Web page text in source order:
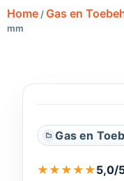
Home / Gas en
mm
Gas en
★ ★ ★ ★ ★5,0/